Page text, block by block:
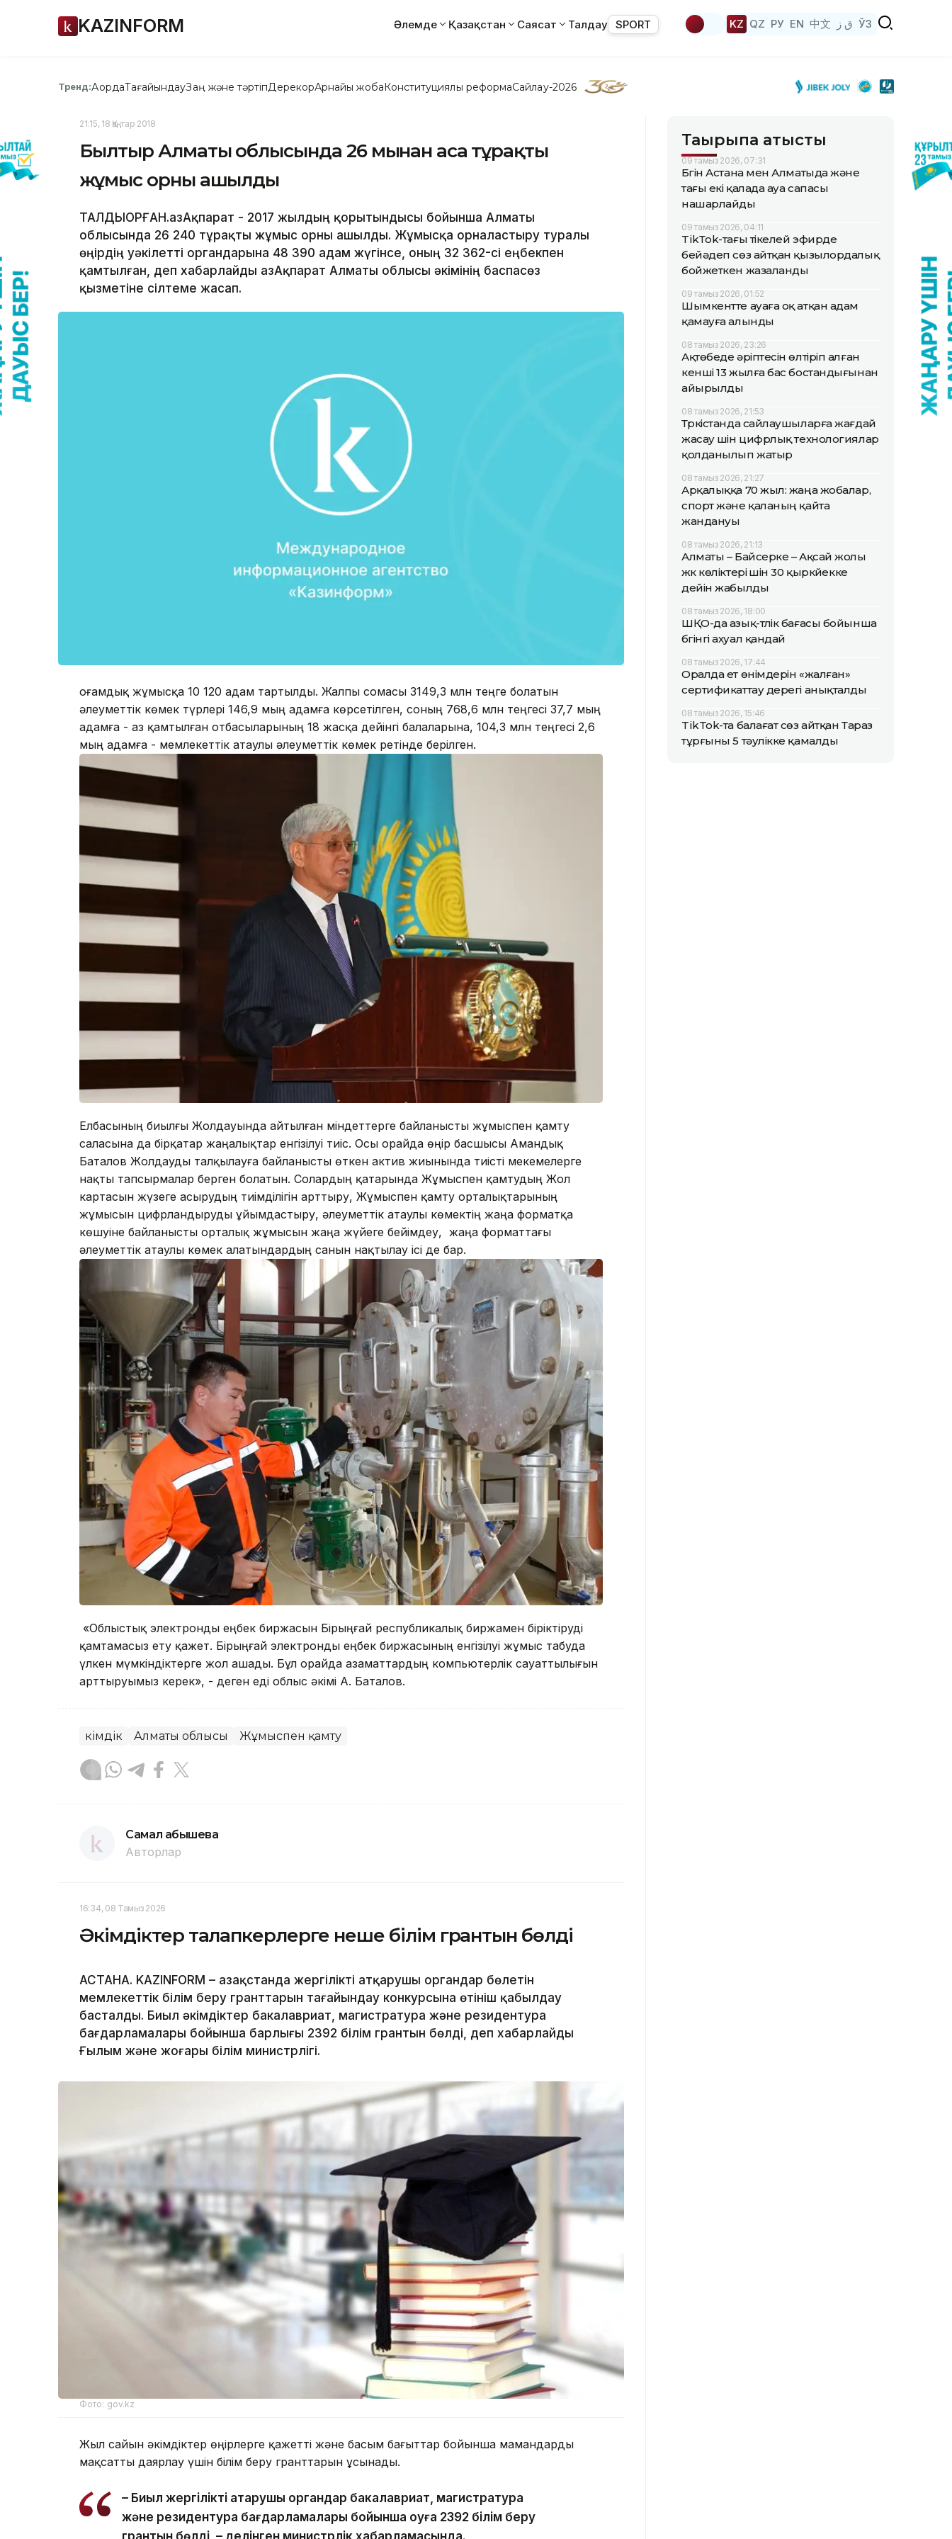
KAZINFORM Әлемде Қазақстан Саясат Талдау SPORT KZ QZ РУ EN 中文 ق ز ЎЗ
Тренд:АқордаТағайындауЗаң және тәртіпДерекқорАрнайы жобаКонституциялық реформаСайлау-2026
21:15, 18 Қаңтар 2018
Былтыр Алматы облысында 26 мыңнан аса тұрақты
жұмыс орны ашылды
ТАЛДЫҚОРҒАН.ҚазАқпарат - 2017 жылдың қорытындысы бойынша Алматы
облысында 26 240 тұрақты жұмыс орны ашылды. Жұмысқа орналастыру туралы
өңірдің уәкілетті органдарына 48 390 адам жүгінсе, оның 32 362-сі еңбекпен
қамтылған, деп хабарлайды ҚазАқпарат Алматы облысы әкімінің баспасөз
қызметіне сілтеме жасап.
Қоғамдық жұмысқа 10 120 адам тартылды. Жалпы сомасы 3149,3 млн теңге болатын
әлеуметтік көмек түрлері 146,9 мың адамға көрсетілген, соның 768,6 млн теңгесі 37,7 мың
адамға - аз қамтылған отбасыларының 18 жасқа дейінгі балаларына, 104,3 млн теңгесі 2,6
мың адамға - мемлекеттік атаулы әлеуметтік көмек ретінде берілген.
Елбасының биылғы Жолдауында айтылған міндеттерге байланысты жұмыспен қамту
саласына да бірқатар жаңалықтар енгізілуі тиіс. Осы орайда өңір басшысы Амандық
Баталов Жолдауды талқылауға байланысты өткен актив жиынында тиісті мекемелерге
нақты тапсырмалар берген болатын. Солардың қатарында Жұмыспен қамтудың Жол
картасын жүзеге асырудың тиімділігін арттыру, Жұмыспен қамту орталықтарының
жұмысын цифрландыруды ұйымдастыру, әлеуметтік атаулы көмектің жаңа форматқа
көшуіне байланысты орталық жұмысын жаңа жүйеге бейімдеу, жаңа форматтағы
әлеуметтік атаулы көмек алатындардың санын нақтылау ісі де бар.
«Облыстық электронды еңбек биржасын Бірыңғай республикалық биржамен біріктіруді
қамтамасыз ету қажет. Бірыңғай электронды еңбек биржасының енгізілуі жұмыс табуда
үлкен мүмкіндіктерге жол ашады. Бұл орайда азаматтардың компьютерлік сауаттылығын
арттыруымыз керек», - деген еді облыс әкімі А. Баталов.
Әкімдік Алматы облысы Жұмыспен қамту
Самал Қабышева
Авторлар
16:34, 08 Тамыз 2026
Әкімдіктер талапкерлерге неше білім грантын бөлді
АСТАНА. KAZINFORM – Қазақстанда жергілікті атқарушы органдар бөлетін
мемлекеттік білім беру гранттарын тағайындау конкурсына өтініш қабылдау
басталды. Биыл әкімдіктер бакалавриат, магистратура және резидентура
бағдарламалары бойынша барлығы 2392 білім грантын бөлді, деп хабарлайды
Ғылым және жоғары білім министрлігі.
Фото: gov.kz
Жыл сайын әкімдіктер өңірлерге қажетті және басым бағыттар бойынша мамандарды
мақсатты даярлау үшін білім беру гранттарын ұсынады.
– Биыл жергілікті атқарушы органдар бакалавриат, магистратура
және резидентура бағдарламалары бойынша оқуға 2392 білім беру
Тақырыпқа қатысты
09 тамыз 2026, 07:31
Бүгін Астана мен Алматыда және
тағы екі қалада ауа сапасы
нашарлайды
09 тамыз 2026, 04:11
TikТok-тағы тікелей эфирде
бейәдеп сөз айтқан қызылордалық
бойжеткен жазаланды
09 тамыз 2026, 01:52
Шымкентте ауаға оқ атқан адам
қамауға алынды
08 тамыз 2026, 23:26
Ақтөбеде әріптесін өлтіріп алған
кенші 13 жылға бас бостандығынан
айырылды
08 тамыз 2026, 21:53
Түркістанда сайлаушыларға жағдай
жасау үшін цифрлық технологиялар
қолданылып жатыр
08 тамыз 2026, 21:27
Арқалыққа 70 жыл: жаңа жобалар,
спорт және қаланың қайта
жандануы
08 тамыз 2026, 21:13
Алматы – Байсерке – Ақсай жолы
жүк көліктері үшін 30 қыркүйекке
дейін жабылды
08 тамыз 2026, 18:00
ШҚО-да азық-түлік бағасы бойынша
бүгінгі ахуал қандай
08 тамыз 2026, 17:44
Оралда ет өнімдерін «жалған»
сертификаттау дерегі анықталды
08 тамыз 2026, 15:46
TikTok-та балағат сөз айтқан Тараз
тұрғыны 5 тәулікке қамалды